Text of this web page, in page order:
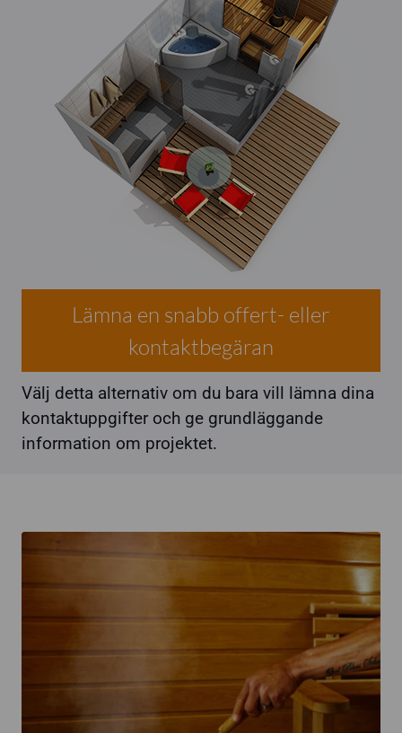
Lämna en snabb offert- eller
kontaktbegäran
Välj detta alternativ om du bara vill lämna dina
kontaktuppgifter och ge grundläggande
information om projektet.